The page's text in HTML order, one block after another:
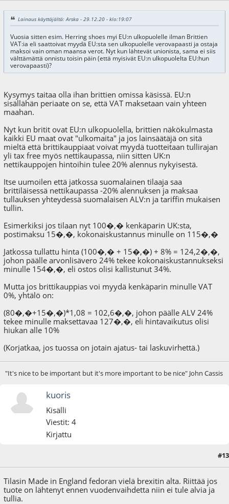
Lainaus käyttäjältä: Arska - 29.12.20 - klo:19:07
Vuosia sitten esim. Herring shoes myi EU:n ulkopuolelle ilman Brittien
VAT:ia eli saattoivat myydä EU:sta sen ulkopuolelle verovapaasti ja ostaja
maksoi vain oman maansa verot. Nyt kun lähtevät unionista, sama ei siis
välttämättä onnistu toisin päin (että myisivät EU:n ulkopuolelta EU:hun
verovapaasti)?
Kysymys taitaa olla ihan brittien omissa käsissä. EU:n
sisällähän periaate on se, että VAT maksetaan vain yhteen
maahan.
Nyt kun britit ovat EU:n ulkopuolella, brittien näkökulmasta
kaikki EU maat ovat "ulkomaita" ja jos lainsäätäjä on sitä
mieltä että brittikauppiaat voivat myydä tuotteitaan tullirajan
yli tax free myös nettikaupassa, niin sitten UK:n
nettikauppojen hintoihin tulee 20% alennus nykyisestä.
Itse uumoilen että jatkossa suomalainen tilaaja saa
brittiläisessä nettikaupassa -20% alennuksen ja maksaa
tullauksen yhteydessä suomalaisen ALV:n ja tariffin mukaisen
tullin.
Esimerkiksi jos tilaan nyt 100�,� kenkäparin UK:sta,
postimaksu 15�,�, kokonaiskustannus minulle on 115�,�
Jatkossa tullattu hinta (100�,� + 15�,�) + 8% = 124,2�,�,
johon päälle arvonlisävero 24% tekee kokonaiskustannukseksi
minulle 154�,�, eli ostos olisi kallistunut 34%.
Mutta jos brittikauppias voi myydä kenkäparin minulle VAT
0%, yhtälö on:
(80�,�+15�,�)*1,08 = 102,6�,�, johon päälle ALV 24%
tekee minulle maksettavaa 127�,�, eli hintavaikutus olisi
hiukan alle 10%
(Korjatkaa, jos tuossa on jotain ajatus- tai laskuvirhettä.)
"It's nice to be important but it's more important to be nice" John Cassis
kuoris
Kisälli
Viestit: 4
Kirjattu
#13
Tilasin Made in England fedoran vielä brexitin alta. Riittää jos
tuote on lähtenyt ennen vuodenvaihdetta niin ei tule alvia ja
tullia.